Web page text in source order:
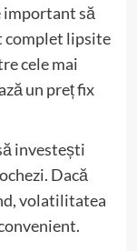
să
complet lipsite
cele mai
un preț fix
investești
Dacă
volatilitatea